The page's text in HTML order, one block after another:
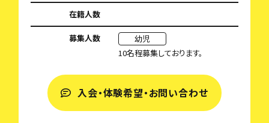
在籍人数
募集人数
幼児
10名程募集しております。
入会・体験希望・お問い合わせ